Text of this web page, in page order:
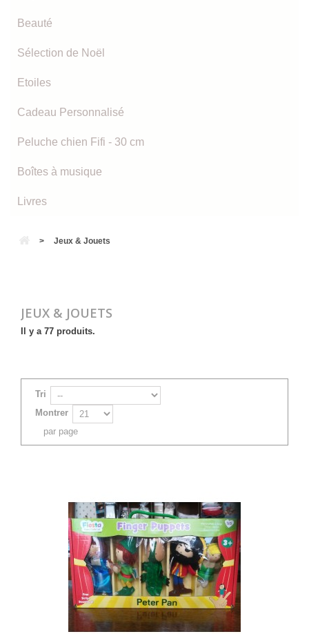
Beauté
Sélection de Noël
Etoiles
Cadeau Personnalisé
Peluche chien Fifi - 30 cm
Boîtes à musique
Livres
> Jeux & Jouets
JEUX & JOUETS
Il y a 77 produits.
Tri
Montrer
par page